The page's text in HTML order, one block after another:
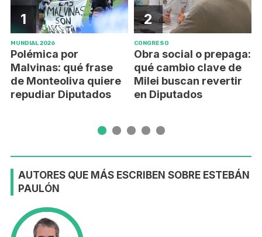
1
MUNDIAL 2026
Polémica por
Malvinas: qué frase
de Monteoliva quiere
repudiar Diputados
2
CONGRESO
Obra social o prepaga:
qué cambio clave de
Milei buscan revertir
en Diputados
AUTORES QUE MÁS ESCRIBEN SOBRE ESTEBÁN
PAULÓN